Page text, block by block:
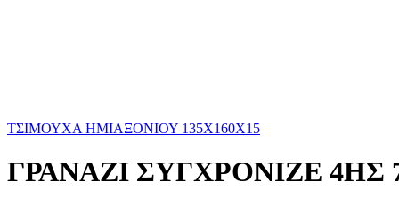
ΤΣΙΜΟΥΧΑ ΗΜΙΑΞΟΝΙΟΥ 135Χ160Χ15
ΓΡΑΝΑΖΙ ΣΥΓΧΡΟΝΙΖΕ 4ΗΣ